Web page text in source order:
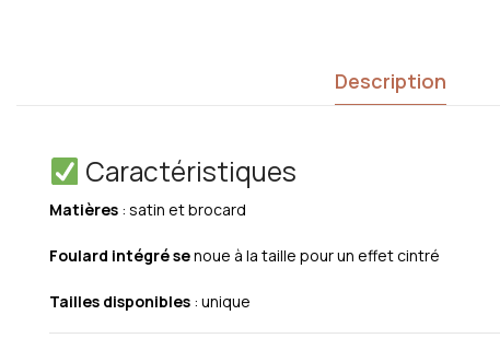
Description
Caractéristiques
Matières : satin et brocard
Foulard intégré senoue à la taille pour un effet cintré
Tailles disponibles : unique